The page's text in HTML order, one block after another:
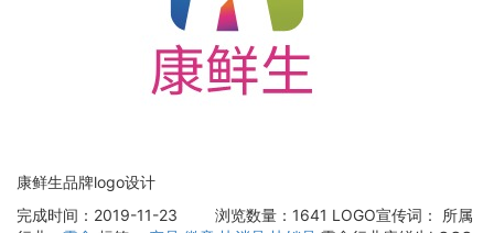
康鲜生品牌logo设计
完成时间：2019-11-23
浏览数量：1641 LOGO宣传词：
所属